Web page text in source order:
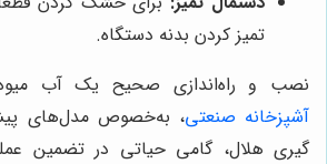
تمیز کردن بدنه دستگاه.
نصب و راه‌اندازی صحیح یک آب
آشپزخانه صنعتی، به‌خصوص مدل‌های
گیری هلال، گامی حیاتی در تضمین